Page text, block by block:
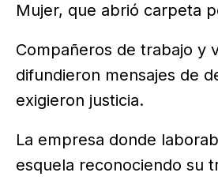
Mujer, que abrió carpeta
Compañeros de trabajo y
difundieron mensajes de
exigieron justicia.
La empresa donde
esquela reconociendo su